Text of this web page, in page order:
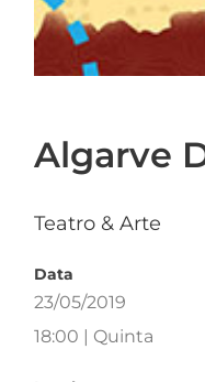
Algarve
Teatro & Arte
Data
23/05/2019
18:00 | Quinta